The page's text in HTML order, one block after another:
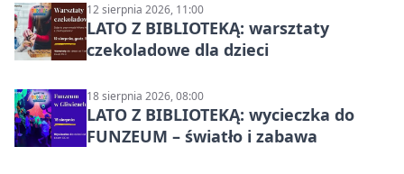
12 sierpnia 2026, 11:00
LATO Z BIBLIOTEKĄ: warsztaty
czekoladowe dla dzieci
18 sierpnia 2026, 08:00
LATO Z BIBLIOTEKĄ: wycieczka do
FUNZEUM – światło i zabawa